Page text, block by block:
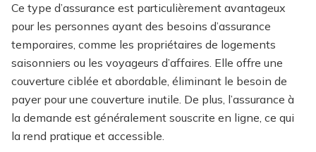
Ce type d’assurance est particulièrement avantageux
pour les personnes ayant des besoins d’assurance
temporaires, comme les propriétaires de logements
saisonniers ou les voyageurs d’affaires. Elle offre une
couverture ciblée et abordable, éliminant le besoin de
payer pour une couverture inutile. De plus, l’assurance à
la demande est généralement souscrite en ligne, ce qui
la rend pratique et accessible.